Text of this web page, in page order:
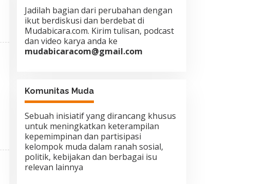
Jadilah bagian dari perubahan dengan
ikut berdiskusi dan berdebat di
Mudabicara.com. Kirim tulisan, podcast
dan video karya anda ke
mudabicaracom@gmail.com
Komunitas Muda
Sebuah inisiatif yang dirancang khusus
untuk meningkatkan keterampilan
kepemimpinan dan partisipasi
kelompok muda dalam ranah sosial,
politik, kebijakan dan berbagai isu
relevan lainnya